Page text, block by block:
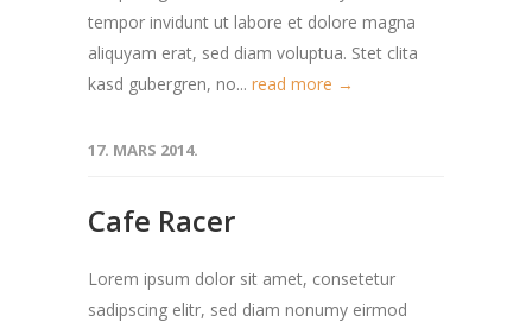
tempor invidunt ut labore et dolore magna
aliquyam erat, sed diam voluptua. Stet clita
kasd gubergren, no... read more →
17. MARS 2014.
Cafe Racer
Lorem ipsum dolor sit amet, consetetur
sadipscing elitr, sed diam nonumy eirmod